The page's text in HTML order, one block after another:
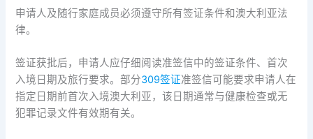
申请人及随行家庭成员必须遵守所有签证条件和澳大利亚法
律。
签证获批后，申请人应仔细阅读准签信中的签证条件、首次
入境日期及旅行要求。部分309签证准签信可能要求申请人在
指定日期前首次入境澳大利亚，该日期通常与健康检查或无
犯罪记录文件有效期有关。